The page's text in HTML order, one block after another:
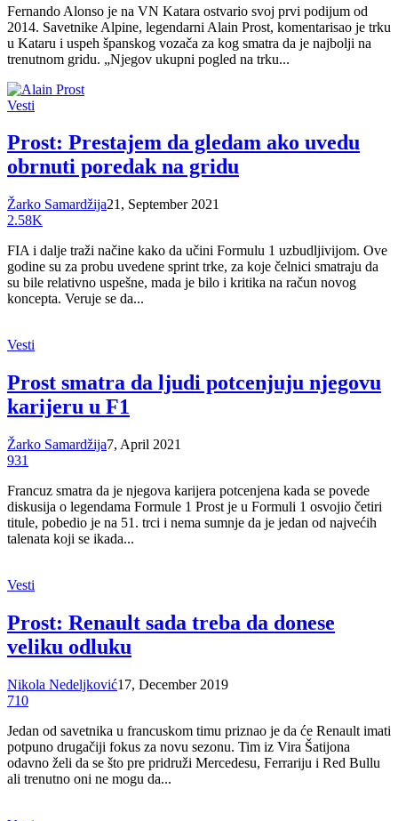
Fernando Alonso je na VN Katara ostvario svoj prvi podijum od
2014. Savetnike Alpine, legendarni Alain Prost, komentarisao je trku
u Kataru i uspeh španskog vozača za kog smatra da je najbolji na
trenutnom gridu. „Njegov ukupni pogled na trku...
Vesti
Prost: Prestajem da gledam ako uvedu
obrnuti poredak na gridu
Žarko Samardžija21, September 2021
2.58K
FIA i dalje traži načine kako da učini Formulu 1 uzbudljivijom. Ove
godine su za probu uvedene sprint trke, za koje čelnici smatraju da
su bile relativno uspešne, mada je bilo i kritika na račun novog
koncepta. Veruje se da...
Vesti
Prost smatra da ljudi potcenjuju njegovu
karijeru u F1
Žarko Samardžija7, April 2021
931
Francuz smatra da je njegova karijera potcenjena kada se povede
diskusija o legendama Formule 1 Prost je u Formuli 1 osvojio četiri
titule, pobedio je na 51. trci i nema sumnje da je jedan od najvećih
talenata koji se ikada...
Vesti
Prost: Renault sada treba da donese
veliku odluku
Nikola Nedeljković17, December 2019
710
Jedan od savetnika u francuskom timu priznao je da će Renault imati
potpuno drugačiji fokus za novu sezonu. Tim iz Vira Šatijona
odavno želi da se što pre pridruži Mercedesu, Ferrariju i Red Bullu
ali trenutno oni ne mogu da...